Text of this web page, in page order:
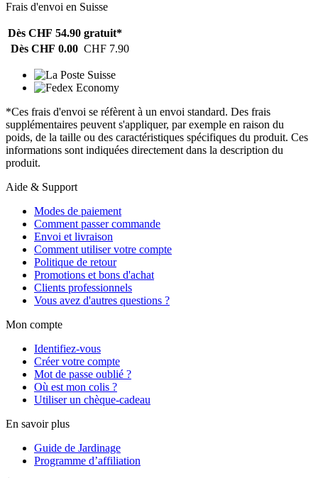
Frais d'envoi en Suisse
Dès CHF 54.90 gratuit*
Dès CHF 0.00 CHF 7.90
*Ces frais d'envoi se réfèrent à un envoi standard. Des frais
supplémentaires peuvent s'appliquer, par exemple en raison du
poids, de la taille ou des caractéristiques spécifiques du produit. Ces
informations sont indiquées directement dans la description du
produit.
Aide & Support
Modes de paiement
Comment passer commande
Envoi et livraison
Comment utiliser votre compte
Politique de retour
Promotions et bons d'achat
Clients professionnels
Vous avez d'autres questions ?
Mon compte
Identifiez-vous
Créer votre compte
Mot de passe oublié ?
Où est mon colis ?
Utiliser un chèque-cadeau
En savoir plus
Guide de Jardinage
Programme d’affiliation